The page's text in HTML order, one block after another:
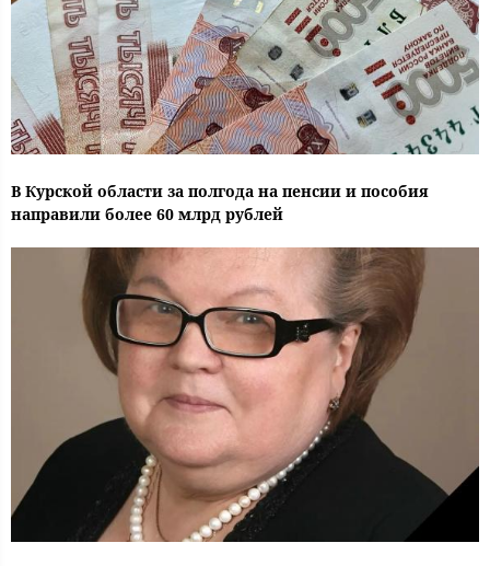
В Курской области за полгода на пенсии и пособия
направили более 60 млрд рублей